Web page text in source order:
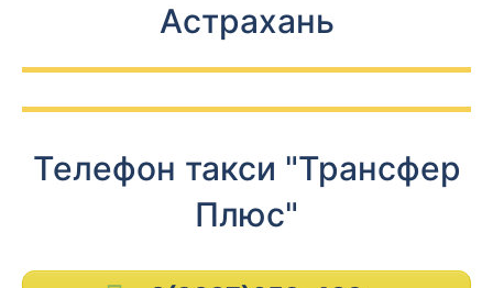
Астрахань
Телефон такси "Трансфер
Плюс"